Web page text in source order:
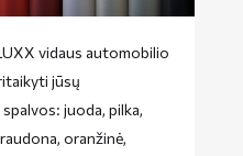
vidaus automobilio
jūsų
juoda, pilka,
oranžinė,